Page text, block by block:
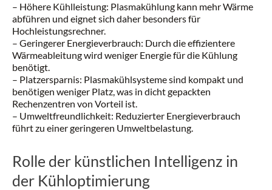
– Höhere Kühlleistung: Plasmakühlung kann mehr Wärme
abführen und eignet sich daher besonders für
Hochleistungsrechner.
– Geringerer Energieverbrauch: Durch die effizientere
Wärmeableitung wird weniger Energie für die Kühlung
benötigt.
– Platzersparnis: Plasmakühlsysteme sind kompakt und
benötigen weniger Platz, was in dicht gepackten
Rechenzentren von Vorteil ist.
– Umweltfreundlichkeit: Reduzierter Energieverbrauch
führt zu einer geringeren Umweltbelastung.
Rolle der künstlichen Intelligenz in
der Kühloptimierung